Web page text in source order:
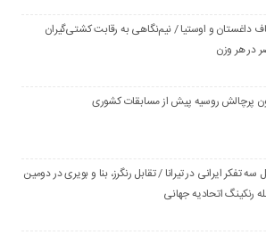
داغستان و اوستیا / نیم‌نگاهی به رقابت کشتی‌گیران
در هر وزن
پرچالش روسیه پیش از مسابقات کشوری
سه تفکر ایرانی در تیرانا / تقابل رنگرز، بنا و بویری در دومین
رنکینگ اتحادیه جهانی